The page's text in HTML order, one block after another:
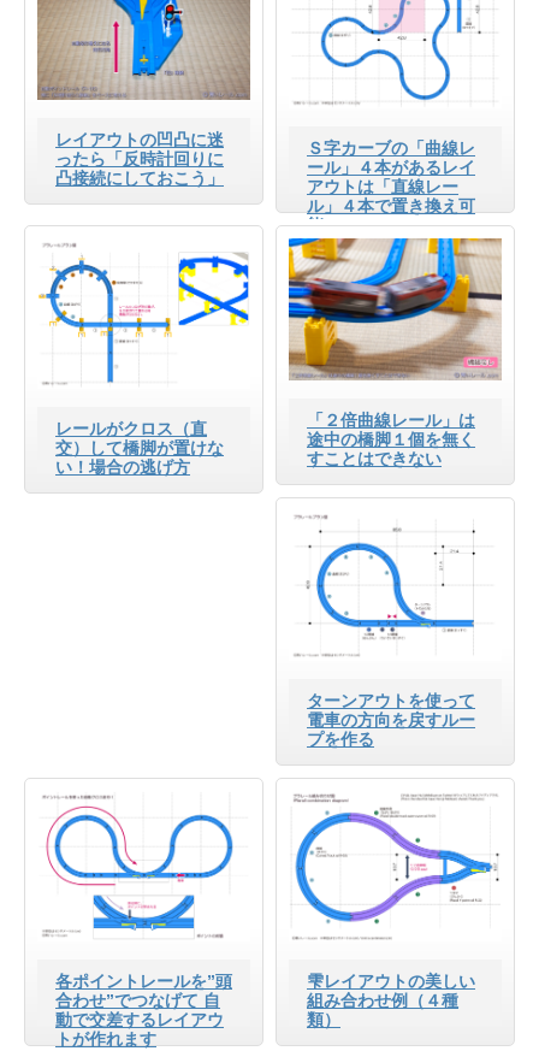
レイアウトの凹凸に迷
ったら「反時計回りに
凸接続にしておこう」
Ｓ字カーブの「曲線レ
ール」４本があるレイ
アウトは「直線レー
ル」４本で置き換え可
能
レールがクロス（直
交）して橋脚が置けな
い！場合の逃げ方
「２倍曲線レール」は
途中の橋脚１個を無く
すことはできない
ターンアウトを使って
電車の方向を戻すルー
プを作る
各ポイントレールを”頭
合わせ”でつなげて 自
動で交差するレイアウ
トが作れます
雫レイアウトの美しい
組み合わせ例（４種
類）